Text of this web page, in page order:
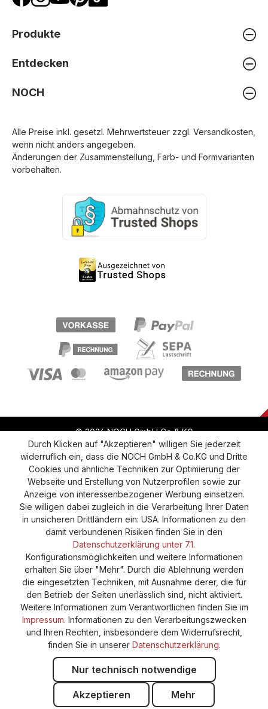
Produkte
Entdecken
NOCH
Alle Preise inkl. gesetzl. Mehrwertsteuer zzgl. Versandkosten
wenn nicht anders angegeben.
Änderungen der Zusammenstellung, Farb- und Formvarianten
vorbehalten.
© 2026 NOCH GmbH Co & KG
Vertrag widerrufen Widerruf Datenschutz
Versand und Zahlung AGB
Impressum
Cookie-Einstellungen
Barrierefreiheitserklärung
Durch Klicken auf "Akzeptieren" willigen Sie jederzeit
widerruflich ein, dass die NOCH GmbH & Co.KG und Dritte
Cookies und ähnliche Techniken zur Optimierung der
Webseite und Erstellung von Nutzerprofilen sowie zur
Anzeige von interessenbezogener Werbung einsetzen.
Sie willigen dabei zugleich in die Verarbeitung Ihrer Daten
in unsicheren Drittländern ein: USA. Informationen zu den
damit verbundenen Risiken finden Sie in den
Datenschutzerklärung unter 7.1.
Konfigurationsmöglichkeiten und weitere Informationen
erhalten Sie über "Mehr". Durch die Ablehnung werden
die eingesetzten Techniken, mit Ausnahme derer, die für
den Betrieb der Seiten unerlässlich sind, nicht aktiviert.
Weitere Informationen zum Verantwortlichen finden Sie im
Impressum. Informationen zu den Verarbeitungszwecken
und Ihren Rechten, insbesondere dem Widerrufsrecht,
finden Sie in unserer Datenschutzerklärung.
Nur technisch notwendige
Akzeptieren Mehr